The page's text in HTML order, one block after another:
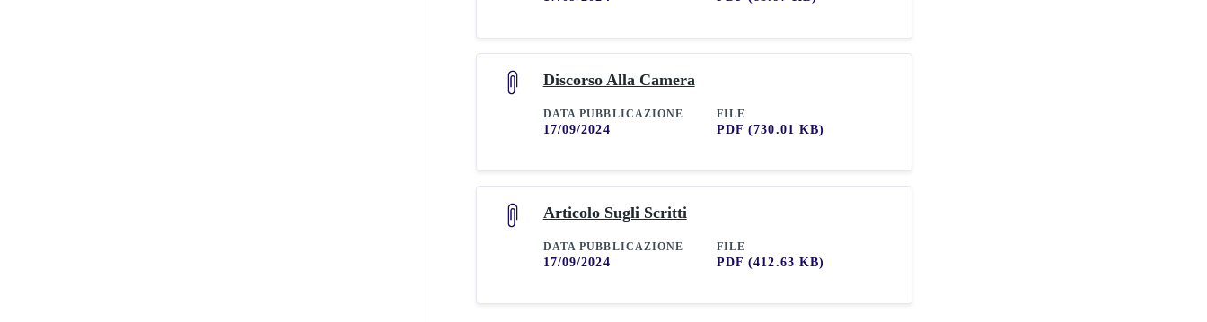
Discorso Alla Camera
DATA PUBBLICAZIONE
17/09/2024
FILE
PDF(730.01 KB)
Articolo Sugli Scritti
DATA PUBBLICAZIONE
17/09/2024
FILE
PDF(412.63 KB)